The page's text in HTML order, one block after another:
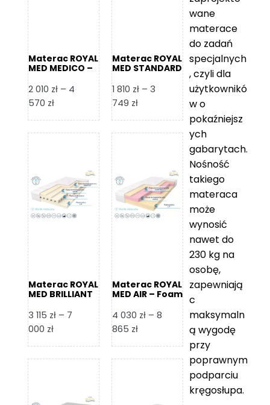
Materac ROYAL
MED MEDICO –
2 010 zł – 4
570 złZakres
od
4
570 zł
Materac ROYAL
MED STANDARD
1 810 zł – 3
749 złZakres
od
3
749 zł
Materac ROYAL
MED BRILLIANT
3 115 zł – 7
000 złZakres
od
Materac ROYAL
MED AIR – Foam
4 030 zł – 8
865 złZakres
od
wane
materace
do zadań
specjalnych
, czyli dla
użytkownikó
w o
pokaźniejsz
ych
gabarytach.
Nośność
takiego
materaca
może
wynosić
nawet do
230 kg na
osobę,
zapewniają
c
maksymaln
ą wygodę
przy
poprawnym
podparciu
kręgosłupa.